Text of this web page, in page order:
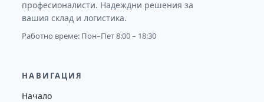
професионалисти. Надеждни решения за
вашия склад и логистика.
Работно време: Пон–Пет 8:00 – 18:30
НАВИГАЦИЯ
Начало